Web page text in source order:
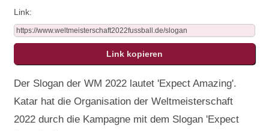
Link:
Der Slogan der WM 2022 lautet 'Expect Amazing'.
Katar hat die Organisation der Weltmeisterschaft
2022 durch die Kampagne mit dem Slogan 'Expect